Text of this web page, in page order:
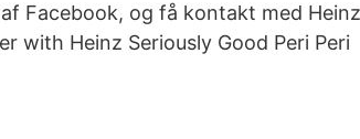
Facebook, og få kontakt med Heinz
with Heinz Seriously Good Peri Peri